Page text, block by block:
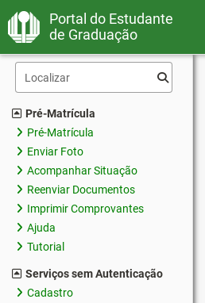
Portal do Estudante
de Graduação
Pré-Matrícula
Pré-Matrícula
Enviar Foto
Acompanhar Situação
Reenviar Documentos
Imprimir Comprovantes
Ajuda
Tutorial
Serviços sem Autenticação
Cadastro